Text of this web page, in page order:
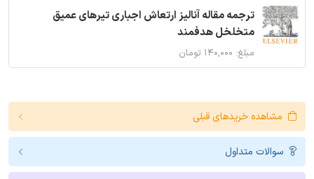
ترجمه مقاله آنالیز ارتعاش اجباری تیرهای عمیق
متخلخل هدفمند
مبلغ: ۱۴۰,۰۰۰ تومان
مشاهده خریدهای قبلی
سوالات متداول